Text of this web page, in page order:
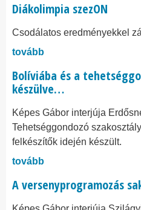
Diákolimpia szezON
Csodálatos eredményekkel
tovább
Bolíviába és a
készülve…
Képes Gábor interjúja
Tehetséggondozó
felkészítők idején készült.
tovább
A versenyprogramozás